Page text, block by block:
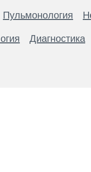
Пульмонология
Диагностика